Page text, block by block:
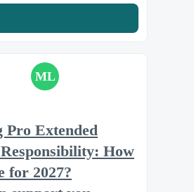
ML
Pro Extended
How
for 2027?